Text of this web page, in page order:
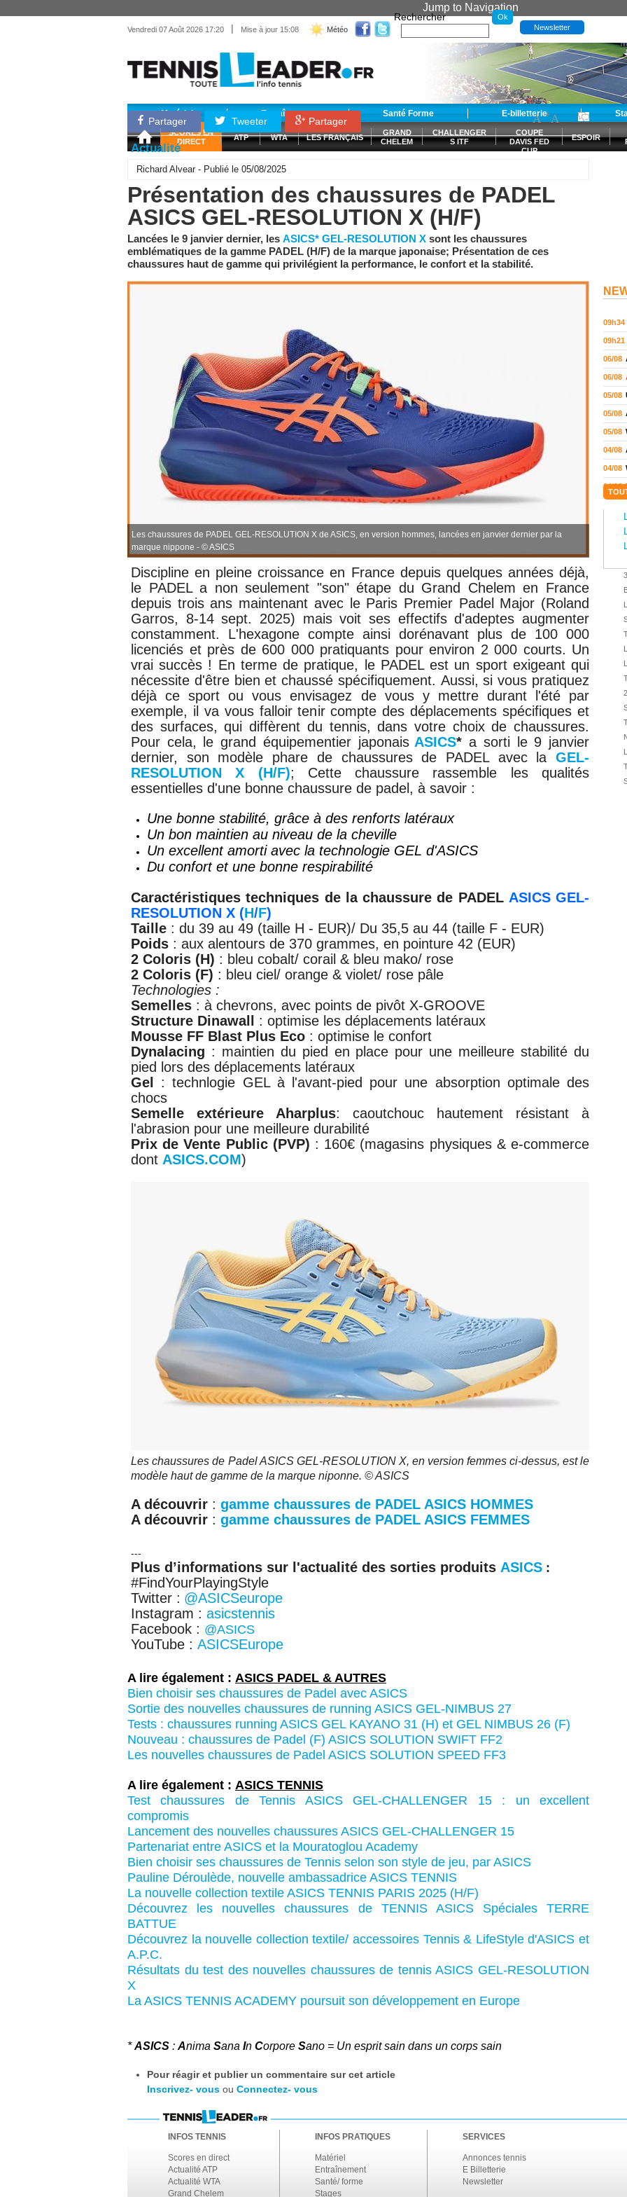
Jump to Navigation
Vendredi 07 Août 2026 17:20 | Mise à jour 15:08 Météo
Rechercher
Newsletter
Matériel Entraînement Santé Forme E-billetterie
SCORES EN
DIRECT
ATP WTA LES FRANÇAIS
GRAND
CHELEM
CHALLENGER
S ITF
COUPE
DAVIS FED
CUP
ESPOIR
Partager Tweeter Partager
-A +A
Actualité
Richard Alvear - Publié le 05/08/2025
Présentation des chaussures de PADEL
ASICS GEL-RESOLUTION X (H/F)
Lancées le 9 janvier dernier, les ASICS* GEL-RESOLUTION X sont les chaussures
emblématiques de la gamme PADEL (H/F) de la marque japonaise; Présentation de ces
chaussures haut de gamme qui privilégient la performance, le confort et la stabilité.
Les chaussures de PADEL GEL-RESOLUTION X de ASICS, en version hommes, lancées en janvier dernier par la
marque nippone - © ASICS
Discipline en pleine croissance en France depuis quelques années déjà,
le PADEL a nonseulement "son" étape du Grand Chelem en France
depuis trois ans maintenant avec le Paris Premier Padel Major (Roland
Garros, 8-14 sept. 2025) mais voit ses effectifs d'adeptes augmenter
constamment. L'hexagone compte ainsi dorénavant plus de 100 000
licenciés et près de 600 000 pratiquants pour environ 2 000 courts. Un
vrai succès ! En terme de pratique,
le PADEL est un sport exigeant qui
nécessite d'être bien et chaussé spécifiquement. Aussi, si vous pratiquez
déjà ce sport ou vous envisagez de vous y mettre durant l'été par
exemple, il va vous falloir tenir compte des déplacements spécifiques et
des surfaces, qui diffèrent du tennis,dans votre choix de chaussures.
Pour cela, le grand équipementier japonais ASICS*a sorti le 9 janvier
dernier, son modèle phare de chaussures de PADEL avec la GEL-
RESOLUTION X (H/F); Cette chaussure rassemble les qualités
essentielles d'une bonne chaussure de padel, à savoir :
Une bonne stabilité, grâce à des renforts latéraux
Un bon maintien au niveau de la cheville
Un excellent amorti avec la technologie GEL d'ASICS
Du confort et une bonne respirabilité
Caractéristiques techniques de la chaussure de PADEL ASICS GEL-
RESOLUTION X (H/F)
Taille : du 39 au 49 (taille H - EUR)/ Du 35,5 au 44 (taille F - EUR)
Poids : aux alentours de 370 grammes, en pointure 42 (EUR)
2 Coloris (H) : bleu cobalt/ corail & bleu mako/ rose
2 Coloris (F) : bleu ciel/ orange & violet/ rose pâle
Technologies :
Semelles : à chevrons, avec points de pivôt X-GROOVE
Structure Dinawall
: optimise les déplacements latéraux
Mousse FF Blast Plus Eco : optimise le confort
Dynalacing : maintien du pied en place pour une meilleure stabilité du
pied lors des déplacements latéraux
Gel : technlogie GEL à l'avant-pied
pour une absorption optimale des
chocs
Semelle extérieure Aharplus: caoutchouc hautement résistant à
l'abrasion pour une meilleure durabilité
Prix de Vente Public (PVP) : 160€ (magasins physiques & e-commerce
dont ASICS.COM)
Les chaussures de Padel ASICS GEL-RESOLUTION X, en version femmes ci-dessus, est le
modèle haut de gamme de la marque niponne. © ASICS
A découvrir : gamme chaussures de PADEL ASICS HOMMES
A découvrir : gamme chaussures de PADEL ASICS FEMMES
---
Plus d’informations sur l'actualité des sorties produits ASICS :
#FindYourPlayingStyle
Twitter : @ASICSeurope
Instagram : asicstennis
Facebook : @ASICS
YouTube : ASICSEurope
A lire également : ASICS PADEL & AUTRES
Bien choisir ses chaussures de Padel avec ASICS
Sortie des nouvelles chaussures de running ASICS GEL-NIMBUS 27
Tests : chaussures running ASICS GEL KAYANO 31 (H) et GEL NIMBUS 26 (F)
Nouveau : chaussures de Padel (F) ASICS SOLUTION SWIFT FF2
Les nouvelles chaussures de Padel ASICS SOLUTION SPEED FF3
A lire également : ASICS TENNIS
Test chaussures de Tennis ASICS GEL-CHALLENGER 15 : un excellent
compromis
Lancement des nouvelles chaussures ASICS GEL-CHALLENGER 15
Partenariat entre ASICS et la Mouratoglou Academy
Bien choisir ses chaussures de Tennis selon son style de jeu, par ASICS
Pauline Déroulède, nouvelle ambassadrice ASICS TENNIS
La nouvelle collection textile ASICS TENNIS PARIS 2025 (H/F)
Découvrez les nouvelles chaussures de TENNIS ASICS Spéciales TERRE
BATTUE
Découvrez la nouvelle collection textile/ accessoires Tennis & LifeStyle d'ASICS et
A.P.C.
Résultats du test des nouvelles chaussures de tennis ASICS GEL-RESOLUTION
X
La ASICS TENNIS ACADEMY poursuit son développement en Europe
*ASICS : Anima Sana In Corpore Sano = Un esprit sain dans un corps sain
Pour réagir et publier un commentaire sur cet article
Inscrivez- vous ou Connectez- vous
09h34
09h21
06/08
06/08
05/08
05/08
05/08
04/08
04/08
04/08
INFOS TENNIS
Scores en direct
Actualité ATP
Actualité WTA
Grand Chelem
INFOS PRATIQUES
Matériel
Entraînement
Santé/ forme
Stages
SERVICES
Annonces tennis
E Billetterie
Newsletter